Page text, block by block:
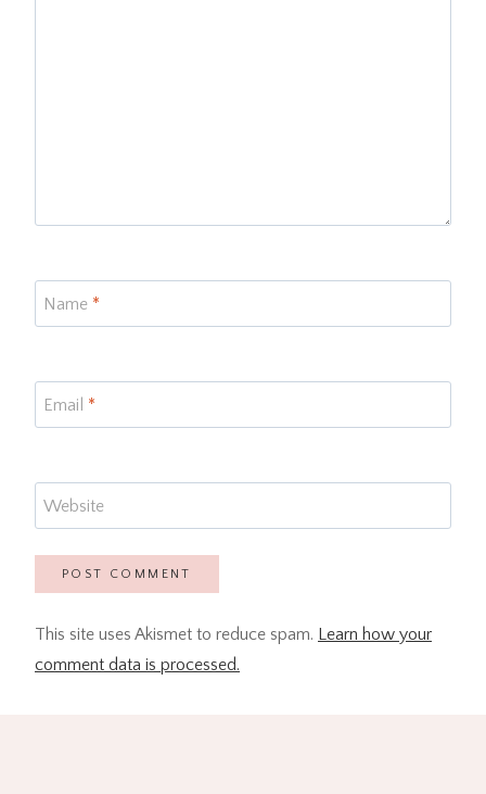
Name *
Email *
Website
This site uses Akismet to reduce spam. Learn how your
comment data is processed.